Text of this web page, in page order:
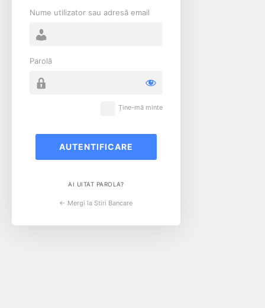
Nume utilizator sau adresă email
Parolă
Ține-mă minte
AI UITAT PAROLA?
← Mergi la Stiri Bancare